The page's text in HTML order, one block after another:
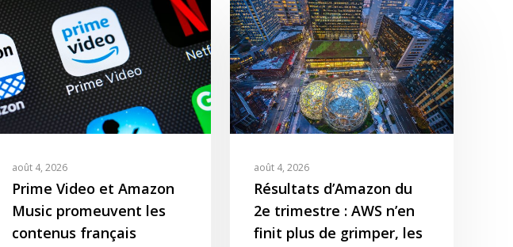
août 4, 2026
Prime Video et Amazon
Music promeuvent les
contenus français
août 4, 2026
Résultats d’Amazon du
2e trimestre : AWS n’en
finit plus de grimper, les